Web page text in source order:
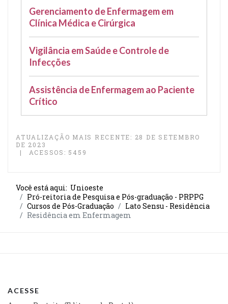
Gerenciamento de Enfermagem em
Clínica Médica e Cirúrgica
Vigilância em Saúde e Controle de
Infecções
Assistência de Enfermagem ao Paciente
Crítico
ATUALIZAÇÃO MAIS RECENTE: 28 DE SETEMBRO
DE 2023
ACESSOS: 5459
Você está aqui: Unioeste
Pró-reitoria de Pesquisa e Pós-graduação - PRPPG
Cursos de Pós-Graduação
Lato Sensu - Residência
Residência em Enfermagem
ACESSE